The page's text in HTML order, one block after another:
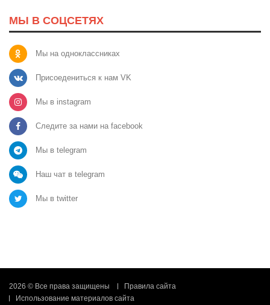
МЫ В СОЦСЕТЯХ
Мы на одноклассниках
Присоедениться к нам VK
Мы в instagram
Следите за нами на facebook
Мы в telegram
Наш чат в telegram
Мы в twitter
2026 © Все права защищены
Правила сайта
Использование материалов сайта